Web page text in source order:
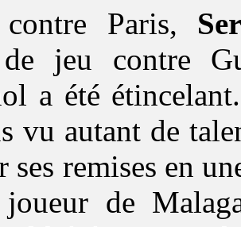
Paris,
jeu contre
a été
vu autant de
ses remises en
joueur de